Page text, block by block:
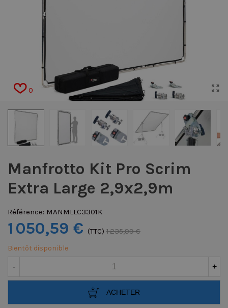
0
Manfrotto Kit Pro Scrim
Extra Large 2,9x2,9m
Référence: MANMLLC3301K
1 050,59 € (TTC) 1 235,99 €
Bientôt disponible
- +
ACHETER